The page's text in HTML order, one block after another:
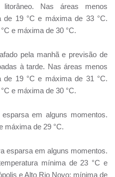
Nas áreas menos
de 19 °C e máxima de 33 °C.
e máxima de 30 °C.
pela manhã e previsão de
à tarde. Nas áreas menos
de 19 °C e máxima de 31 °C.
e máxima de 30 °C.
em alguns momentos.
máxima de 29 °C.
esparsa em alguns momentos.
mínima de 23 °C e
e Alto Rio Novo: mínima de